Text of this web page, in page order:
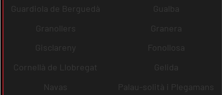
Guardiola de Berguedà
Gualba
Granollers
Granera
Gisclareny
Fonollosa
Cornellà de Llobregat
Gelida
Navas
Palau-solità i Plegamans